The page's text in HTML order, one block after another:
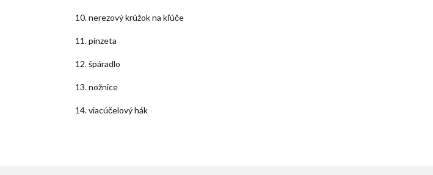
10. nerezový krúžok na kľúče
11. pinzeta
12. špáradlo
13. nožnice
14. viacúčelový hák